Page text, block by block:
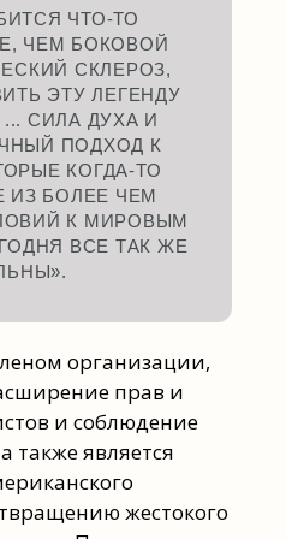
ЧТО-ТО
ЧЕМ БОКОВОЙ
СКЛЕРОЗ,
ЭТУ ЛЕГЕНДУ
СИЛА ДУХА И
ПОДХОД К
КОГДА-ТО
ИЗ БОЛЕЕ ЧЕМ
К МИРОВЫМ
ВСЕ ТАК ЖЕ
организации,
прав и
и соблюдение
также является
жестокого